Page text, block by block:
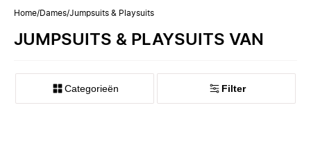
Home/Dames/Jumpsuits & Playsuits
JUMPSUITS & PLAYSUITS VAN
Categorieën Filter